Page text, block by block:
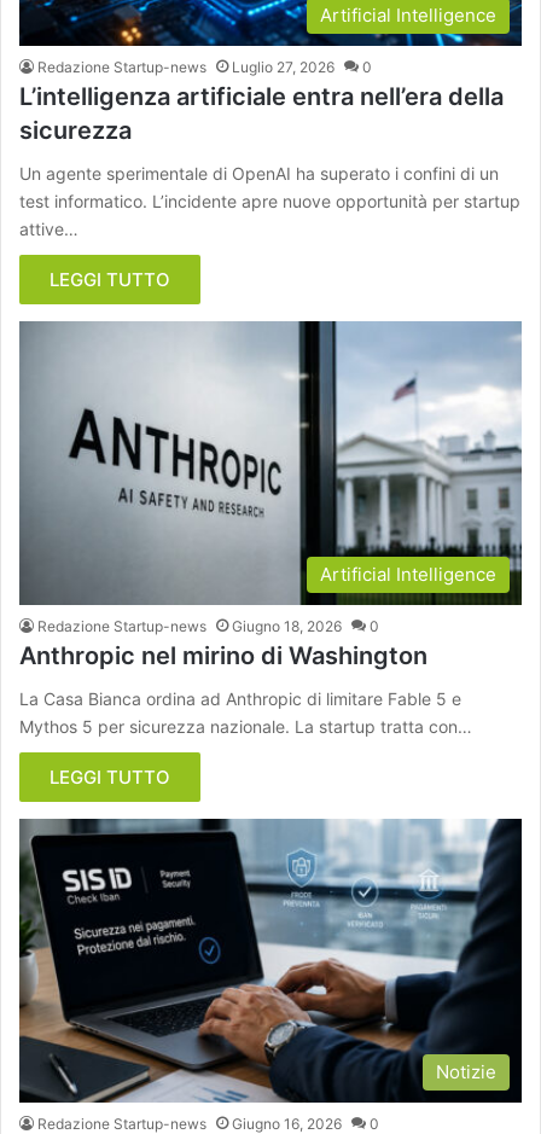
Artificial Intelligence
Redazione Startup-news Luglio 27, 2026 0
L’intelligenza artificiale entra nell’era della
sicurezza
Un agente sperimentale di OpenAI ha superato i confini di un
test informatico. L’incidente apre nuove opportunità per startup
attive…
LEGGI TUTTO
Artificial Intelligence
Redazione Startup-news Giugno 18, 2026 0
Anthropic nel mirino di Washington
La Casa Bianca ordina ad Anthropic di limitare Fable 5 e
Mythos 5 per sicurezza nazionale. La startup tratta con…
LEGGI TUTTO
Notizie
Redazione Startup-news Giugno 16, 2026 0